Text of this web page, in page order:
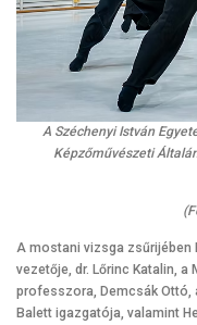
A Széchenyi István
Képzőművészeti
A mostani vizsga zsűrijében
vezetője, dr. Lőrinc Katalin, a
professzora, Demcsák Ottó,
Balett igazgatója, valamint